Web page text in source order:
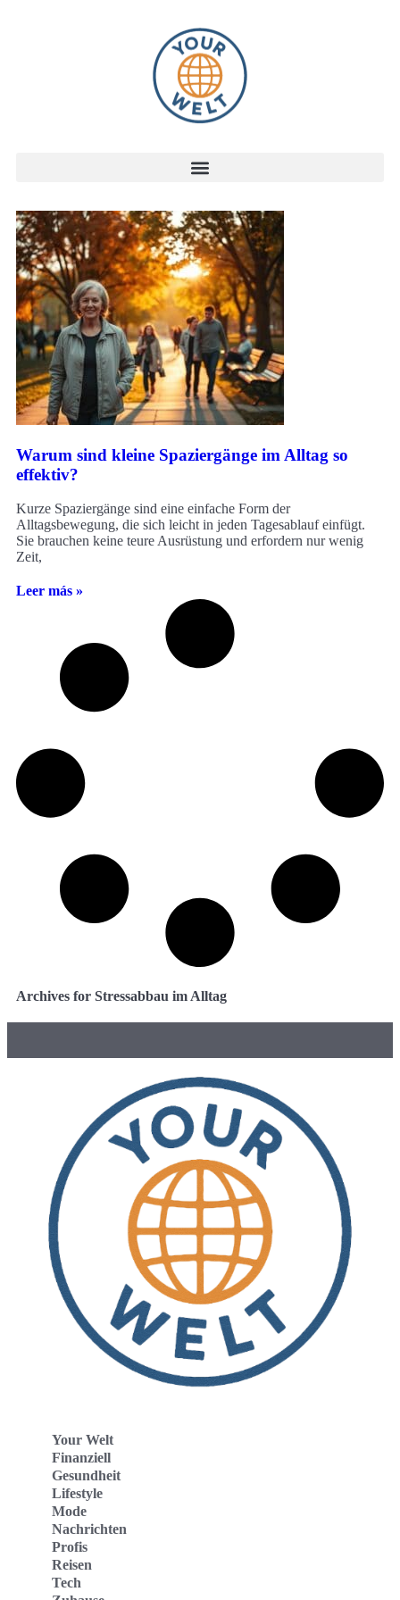
Warum sind kleine Spaziergänge im Alltag so
effektiv?
Kurze Spaziergänge sind eine einfache Form der
Alltagsbewegung, die sich leicht in jeden Tagesablauf einfügt.
Sie brauchen keine teure Ausrüstung und erfordern nur wenig
Zeit,
Leer más »
Archives for Stressabbau im Alltag
Your Welt
Finanziell
Gesundheit
Lifestyle
Mode
Nachrichten
Profis
Reisen
Tech